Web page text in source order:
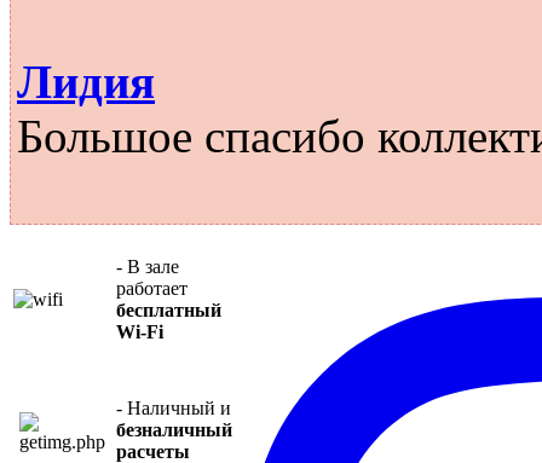
Лидия
Большое спасибо
- В зале
работает
бесплатный
Wi-Fi
- Наличный и
безналичный
расчеты